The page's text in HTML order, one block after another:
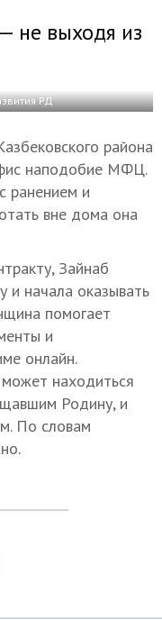
не выходя из
РД
района
наподобие МФЦ.
ранением и
вне дома она
Зайнаб
и начала оказывать
помогает
и
онлайн.
находиться
Родину, и
По словам